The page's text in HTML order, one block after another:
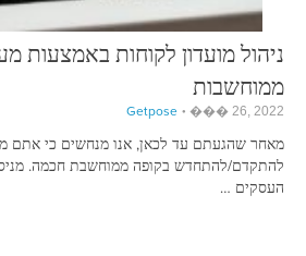
ניהול מועדון לקוחות באמצעות
ממוחשבות
Getpose ��� 26, 2022
מאחר שהגעתם עד לכאן, אנו מנחשים כי אתם
להתקדם/להתחדש בקופה ממוחשבת חכמה.
העסקים …